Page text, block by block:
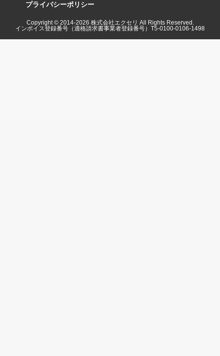
プライバシーポリシー
Copyright © 2014-2026 株式会社エクセリ All Rights Reserved.
インボイス登録番号（適格請求書事業者登録番号）T5-0100-0106-1498